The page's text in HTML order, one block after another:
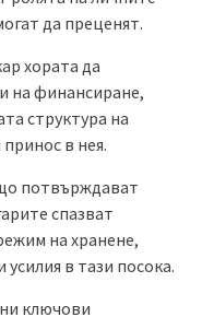
да преценят.
хората да
на финансиране,
структура на
в нея.
потвърждават
спазват
на хранене,
в тази посока.
ключови